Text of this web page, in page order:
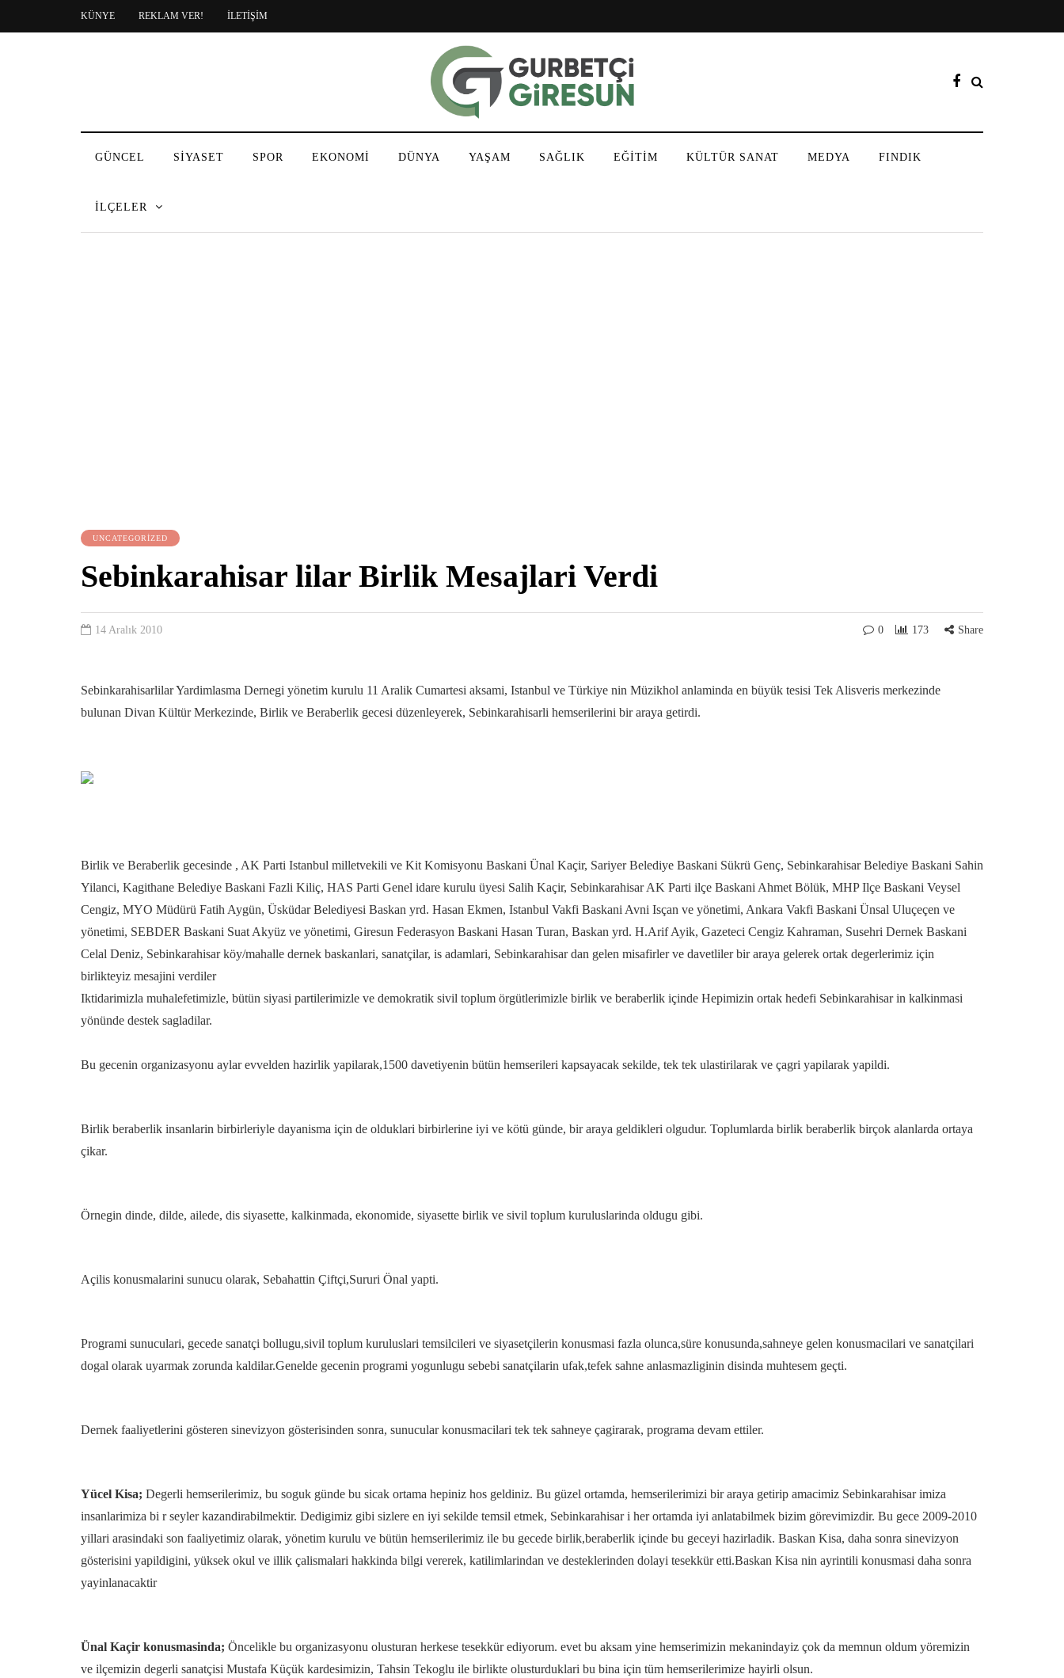
KÜNYE REKLAM VER! İLETİŞİM
GÜNCEL SİYASET SPOR EKONOMİ DÜNYA YAŞAM SAĞLIK EĞİTİM KÜLTÜR SANAT MEDYA FINDIK
İLÇELER
UNCATEGORIZED
Sebinkarahisar lilar Birlik Mesajlari Verdi
14 Aralık 2010 0 173 Share
Sebinkarahisarlilar Yardimlasma Dernegi yönetim kurulu 11 Aralik Cumartesi aksami, Istanbul ve Türkiye nin Müzikhol anlaminda en büyük tesisi Tek Alisveris merkezinde
bulunan Divan Kültür Merkezinde, Birlik ve Beraberlik gecesi düzenleyerek, Sebinkarahisarli hemserilerini bir araya getirdi.
Birlik ve Beraberlik gecesinde , AK Parti Istanbul milletvekili ve Kit Komisyonu Baskani Ünal Kaçir, Sariyer Belediye Baskani Sükrü Genç, Sebinkarahisar Belediye Baskani Sahin
Yilanci, Kagithane Belediye Baskani Fazli Kiliç, HAS Parti Genel idare kurulu üyesi Salih Kaçir, Sebinkarahisar AK Parti ilçe Baskani Ahmet Bölük, MHP Ilçe Baskani Veysel
Cengiz, MYO Müdürü Fatih Aygün, Üsküdar Belediyesi Baskan yrd. Hasan Ekmen, Istanbul Vakfi Baskani Avni Isçan ve yönetimi, Ankara Vakfi Baskani Ünsal Uluçeçen ve
yönetimi, SEBDER Baskani Suat Akyüz ve yönetimi, Giresun Federasyon Baskani Hasan Turan, Baskan yrd. H.Arif Ayik, Gazeteci Cengiz Kahraman, Susehri Dernek Baskani
Celal Deniz, Sebinkarahisar köy/mahalle dernek baskanlari, sanatçilar, is adamlari, Sebinkarahisar dan gelen misafirler ve davetliler bir araya gelerek ortak degerlerimiz için
birlikteyiz mesajini verdiler
Iktidarimizla muhalefetimizle, bütün siyasi partilerimizle ve demokratik sivil toplum örgütlerimizle birlik ve beraberlik içinde Hepimizin ortak hedefi Sebinkarahisar in kalkinmasi
yönünde destek sagladilar.
Bu gecenin organizasyonu aylar evvelden hazirlik yapilarak,1500 davetiyenin bütün hemserileri kapsayacak sekilde, tek tek ulastirilarak ve çagri yapilarak yapildi.
Birlik beraberlik insanlarin birbirleriyle dayanisma için de olduklari birbirlerine iyi ve kötü günde, bir araya geldikleri olgudur. Toplumlarda birlik beraberlik birçok alanlarda ortaya
çikar.
Örnegin dinde, dilde, ailede, dis siyasette, kalkinmada, ekonomide, siyasette birlik ve sivil toplum kuruluslarinda oldugu gibi.
Açilis konusmalarini sunucu olarak, Sebahattin Çiftçi,Sururi Önal yapti.
Programi sunuculari, gecede sanatçi bollugu,sivil toplum kuruluslari temsilcileri ve siyasetçilerin konusmasi fazla olunca,süre konusunda,sahneye gelen konusmacilari ve sanatçilari
dogal olarak uyarmak zorunda kaldilar.Genelde gecenin programi yogunlugu sebebi sanatçilarin ufak,tefek sahne anlasmazliginin disinda muhtesem geçti.
Dernek faaliyetlerini gösteren sinevizyon gösterisinden sonra, sunucular konusmacilari tek tek sahneye çagirarak, programa devam ettiler.
Yücel Kisa; Degerli hemserilerimiz, bu soguk günde bu sicak ortama hepiniz hos geldiniz. Bu güzel ortamda, hemserilerimizi bir araya getirip amacimiz Sebinkarahisar imiza
insanlarimiza bi r seyler kazandirabilmektir. Dedigimiz gibi sizlere en iyi sekilde temsil etmek, Sebinkarahisar i her ortamda iyi anlatabilmek bizim görevimizdir. Bu gece 2009-2010
yillari arasindaki son faaliyetimiz olarak, yönetim kurulu ve bütün hemserilerimiz ile bu gecede birlik,beraberlik içinde bu geceyi hazirladik. Baskan Kisa, daha sonra sinevizyon
gösterisini yapildigini, yüksek okul ve illik çalismalari hakkinda bilgi vererek, katilimlarindan ve desteklerinden dolayi tesekkür etti.Baskan Kisa nin ayrintili konusmasi daha sonra
yayinlanacaktir
Ünal Kaçir konusmasinda; Öncelikle bu organizasyonu olusturan herkese tesekkür ediyorum. evet bu aksam yine hemserimizin mekanindayiz çok da memnun oldum yöremizin
ve ilçemizin degerli sanatçisi Mustafa Küçük kardesimizin, Tahsin Tekoglu ile birlikte olusturduklari bu bina için tüm hemserilerimize hayirli olsun.